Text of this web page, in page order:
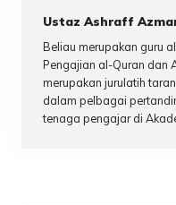
Ustaz Ashraff
Beliau merupakan guru
Pengajian al-Quran dan
merupakan jurulatih
dalam pelbagai
tenaga pengajar di